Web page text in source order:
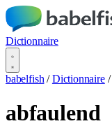
Dictionnaire
babelfish / Dictionnaire /
abfaulend